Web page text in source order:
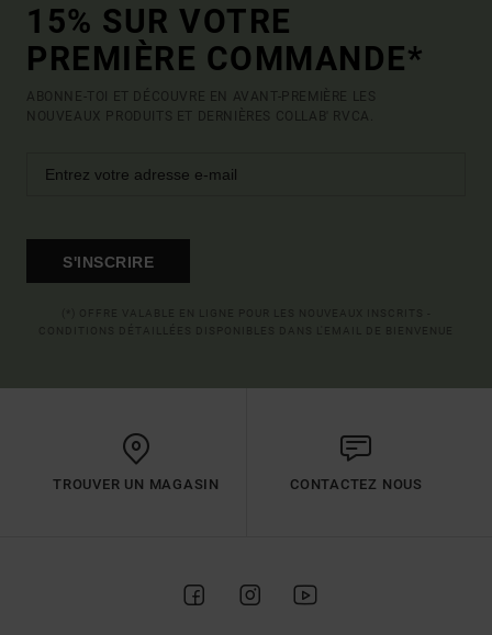
15% SUR VOTRE
PREMIÈRE COMMANDE*
ABONNE-TOI ET DÉCOUVRE EN AVANT-PREMIÈRE LES
NOUVEAUX PRODUITS ET DERNIÈRES COLLAB' RVCA.
S'INSCRIRE
TROUVER UN MAGASIN CONTACTEZ NOUS